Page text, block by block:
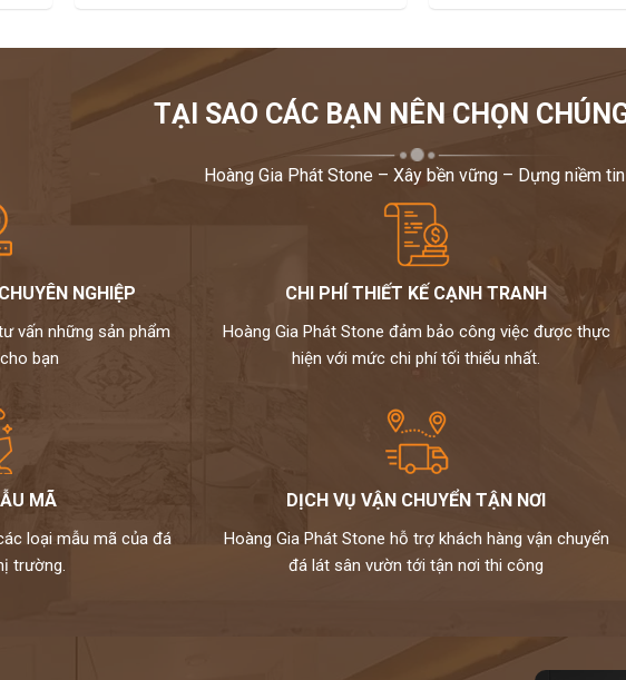
tạo vết nối trong khi thi công, liên kết giữa các đoạn tấm liền mạch, không lưu
mới.
nhưng lại có khả năng uốn cong.
được làm nóng bằng quy trình gia nhiệt tách HI-MACS ra khỏi các tạp chất
vững hơn, loại bỏ hoàn toàn các khiếm khuyết cấu trúc của vật liệu.
có thể tưởng tượng.
có khả năng tạo hình 3D một cách dễ dàng so với các loại vật liệu thông
với ánh sáng. Việc kết hợp giữa kết cấu và hoa văn khác nhau có thể tạo nên
TẠI SAO CÁC BẠN NÊN CHỌN
Hoàng Gia Phát Stone – Xây bền vững – Dựng niềm
NGHIỆP
vấn những sản phẩm
bạn
CHI PHÍ THIẾT KẾ CẠNH TRANH
Hoàng Gia Phát Stone đảm bảo công việc được thực
hiện với mức chi phí tối thiểu nhất.
MÃ
loại mẫu mã của đá
trường.
DỊCH VỤ VẬN CHUYỂN TẬN NƠI
Hoàng Gia Phát Stone hỗ trợ khách hàng vận chuyển
đá lát sân vườn tới tận nơi thi công